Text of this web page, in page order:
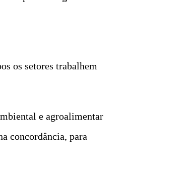
os setores trabalhem
e agroalimentar
concordância, para